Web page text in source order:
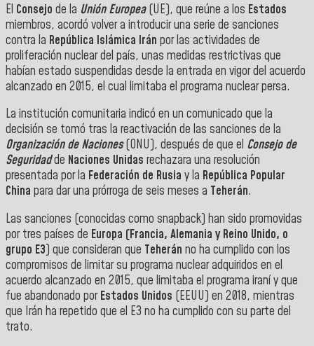
El Consejo de la Unión Europea(UE), que reúne a los Estados
miembros, acordó volver a introducir una serie de sanciones
contra la República Islámica Irán por las actividades de
proliferación nuclear del país, unas medidas restrictivas que
habían estado suspendidas desde la entrada en vigor del acuerdo
alcanzado en 2015, el cual limitaba el programa nuclear persa.
La institución comunitaria indicó en un comunicado que la
decisión se tomó tras la reactivación de las sanciones de la
Organización de Naciones(ONU), después de que el Consejo de
Seguridadde Naciones Unidas rechazara una resolución
presentada por la Federación de Rusia y la República Popular
China para dar una prórroga de seis meses a Teherán.
Las sanciones (conocidas como snapback) han sido promovidas
por tres países de Europa (Francia, Alemania y Reino Unido, o
grupo E3) que consideran que Teherán no ha cumplido con los
compromisos de limitar su programa nuclear adquiridos en el
acuerdo alcanzado en 2015, que limitaba el programa iraní y que
fue abandonado porEstados Unidos (EEUU) en 2018, mientras
que Irán ha repetido que el E3 no ha cumplido con su parte del
trato.